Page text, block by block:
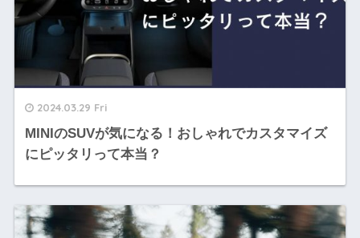
2024.03.29 Fri
MINIのSUVが気になる！おしゃれでカスタマイズ
にピッタリって本当？